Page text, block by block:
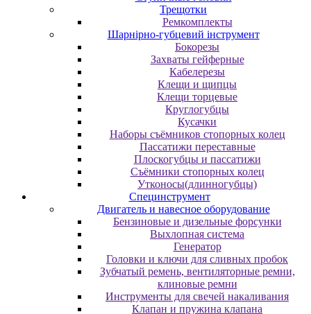
Трещотки
Ремкомплекты
Шарнірно-губцевий інструмент
Бокорезы
Захваты гейферные
Кабелерезы
Клещи и щипцы
Клещи торцевые
Круглогубцы
Кусачки
Наборы съёмников стопорных колец
Пассатижи переставные
Плоскогубцы и пассатижи
Съёмники стопорных колец
Утконосы(длинногубцы)
Специнструмент
Двигатель и навесное оборудование
Бензиновые и дизельные форсунки
Выхлопная система
Генератор
Головки и ключи для сливных пробок
Зубчатый ремень, вентиляторные ремни,
клиновые ремни
Инструменты для свечей накаливания
Клапан и пружина клапана